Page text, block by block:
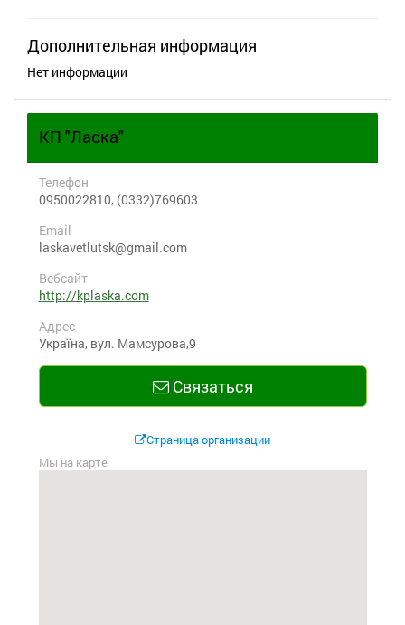
Дополнительная информация
Нет информации
КП "Ласка"
Телефон
0950022810, (0332)769603
Email
laskavetlutsk@gmail.com
Вебсайт
http://kplaska.com
Адрес
Україна, вул. Мамсурова,9
Связаться
Страница организации
Мы на карте